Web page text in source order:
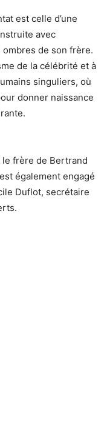
est celle d’une
avec
de son frère.
de la célébrité et à
singuliers, où
donner naissance
frère de Bertrand
également engagé
Duflot, secrétaire